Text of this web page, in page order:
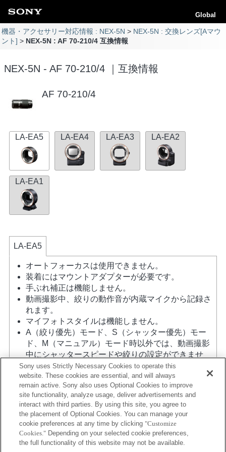
Global
機器・アクセサリー対応情報 : NEX-5N
NEX-5N : 交換レンズ[Aマウ
ント]
NEX-5N : AF 70-210/4 互換情報
NEX-5N - AF 70-210/4 ｜互換情報
AF 70-210/4
LA-EA5 LA-EA4 LA-EA3 LA-EA2
LA-EA1
LA-EA5
オートフォーカスは使用できません。
装着にはマウントアダプターが必要です。
手ぶれ補正は機能しません。
動画撮影中、絞りの動作音が内蔵マイクから記録さ
れます。
マイフォトスタイルは機能しません。
A（絞り優先）モード、S（シャッター優先）モー
ド、M（マニュアル）モード時以外では、動画撮影
中にシャッタースピードや絞りの設定ができませ
ん。
レンズ補正機能には対応していません。
撮影条件によっては画面の明るさにムラが出ること
がありますので 電子先幕シャッター機能はOFFにし
てお使いください。
マウントアダプターを使用して「Aマウントレン
ズ」を装着した場合には、ピントリングを回しても
MFアシスト機能は自動的には起動しません。 「カ
Sony uses Strictly Necessary Cookies to operate this
website. These cookies are essential, and will always
remain active. Sony also uses Optional Cookies to improve
site functionality, analyze usage, deliver advertisements and
interact with third parties. By using this site, you agree to
the placement of Optional Cookies. You can manage your
cookie preferences at any time by clicking "Customize
Cookies." Depending on your selected cookie preferences,
the full functionality of this website may not be available.